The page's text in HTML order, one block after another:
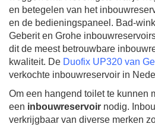
en betegelen van het
en de bedieningspaneel. Bad-
Geberit en Grohe
dit de meest betrouwbare
kwaliteit. De Duofix UP320 van
verkochte inbouwreservoir in
Om een hangend toilet te kunnen
een inbouwreservoir nodig.
verkrijgbaar van diverse merken